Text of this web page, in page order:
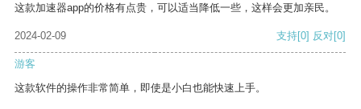
这款加速器app的价格有点贵，可以适当降低一些，这样会更加亲民。
2024-02-09 支持[0] 反对[0]
游客
这款软件的操作非常简单，即使是小白也能快速上手。